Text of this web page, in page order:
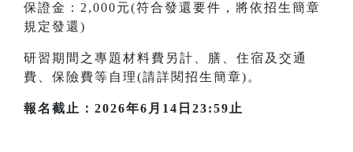
保證金：2,000元(符合發還要件，將依招生簡章
規定發還)
研習期間之專題材料費另計、膳、住宿及交通
費、保險費等自理(請詳閱招生簡章)。
報名截止：2026年6月14日23:59止